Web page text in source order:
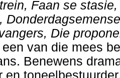
Faan se
Die
van die mees
Benewens